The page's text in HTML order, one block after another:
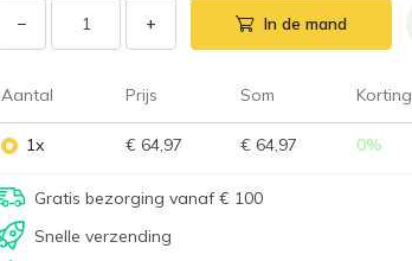
− + In de mand
Aantal Prijs Som Korting
1x € 64,97 € 64,97 0%
Gratis bezorging vanaf € 100
Snelle verzending